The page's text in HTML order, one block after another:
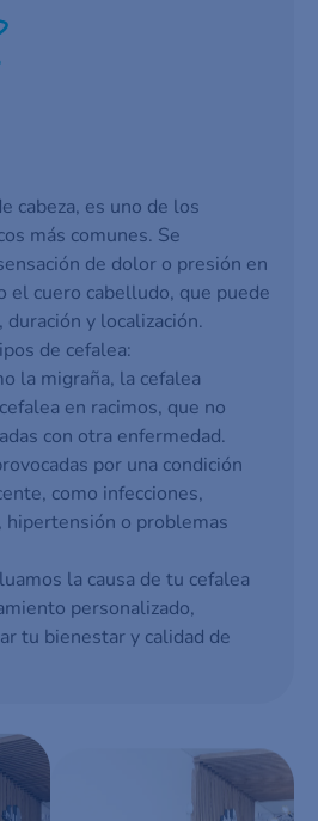
cabeza, es uno de los
más comunes. Se
de dolor o presión en
el cuero cabelludo, que puede
y localización.
de cefalea:
la migraña, la cefalea
en racimos, que no
con otra enfermedad.
por una condición
como infecciones,
o problemas
la causa de tu cefalea
personalizado,
tu bienestar y calidad de